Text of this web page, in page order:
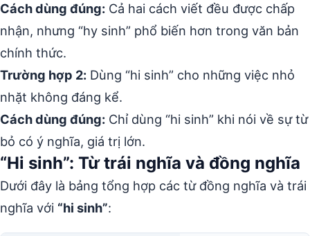
Cách dùng đúng: Cả hai cách viết đều được chấp
nhận, nhưng “hy sinh” phổ biến hơn trong văn bản
chính thức.
Trường hợp 2: Dùng “hi sinh” cho những việc nhỏ
nhặt không đáng kể.
Cách dùng đúng: Chỉ dùng “hi sinh” khi nói về sự từ
bỏ có ý nghĩa, giá trị lớn.
“Hi sinh”: Từ trái nghĩa và đồng nghĩa
Dưới đây là bảng tổng hợp các từ đồng nghĩa và trái
nghĩa với “hi sinh”: